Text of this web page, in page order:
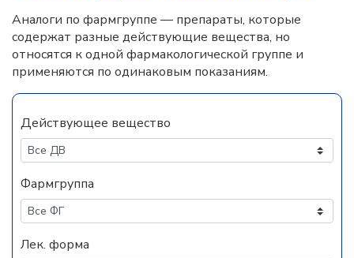
Аналоги по фармгруппе — препараты, которые
содержат разные действующие вещества, но
относятся к одной фармакологической группе и
применяются по одинаковым показаниям.
Действующее вещество
Фармгруппа
Лек. форма